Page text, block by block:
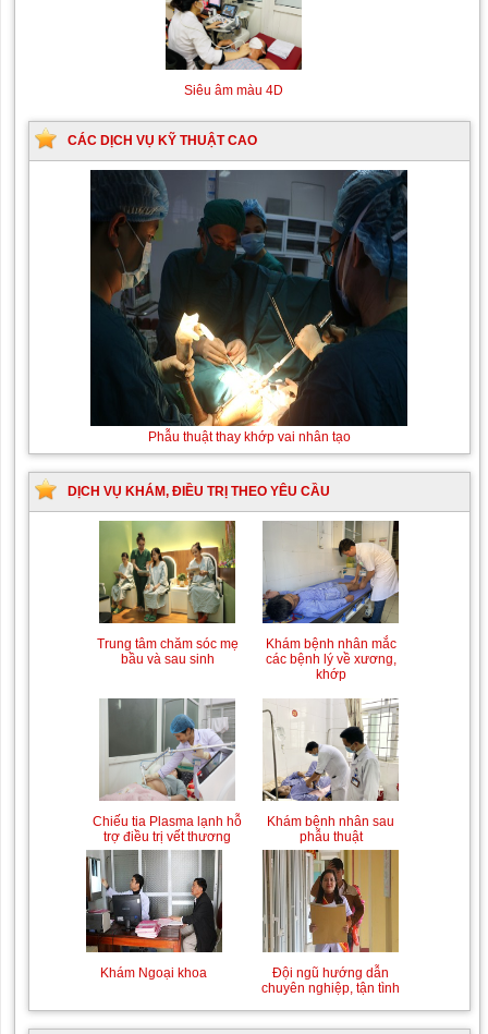
Siêu âm màu 4D
CÁC DỊCH VỤ KỸ THUẬT CAO
Phẫu thuật thay khớp vai nhân
tạo
Thay máu sơ sinh do
bất đồng nhóm máu
DỊCH VỤ KHÁM, ĐIỀU TRỊ THEO YÊU CẦU
Trung tâm chăm sóc mẹ
bầu và sau sinh
Khám bệnh nhân mắc
các bệnh lý về xương,
khớp
Chiếu tia Plasma lạnh hỗ
trợ điều trị vết thương
Khám bệnh nhân sau
phẫu thuật
Khám Ngoại khoa
Đội ngũ hướng dẫn
chuyên nghiệp, tận tình